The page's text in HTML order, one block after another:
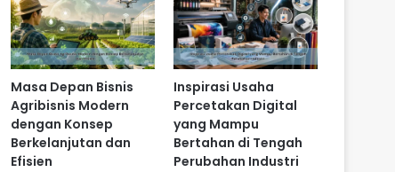
Masa Depan Bisnis
Agribisnis Modern
dengan Konsep
Berkelanjutan dan
Efisien
Inspirasi Usaha
Percetakan Digital
yang Mampu
Bertahan di Tengah
Perubahan Industri